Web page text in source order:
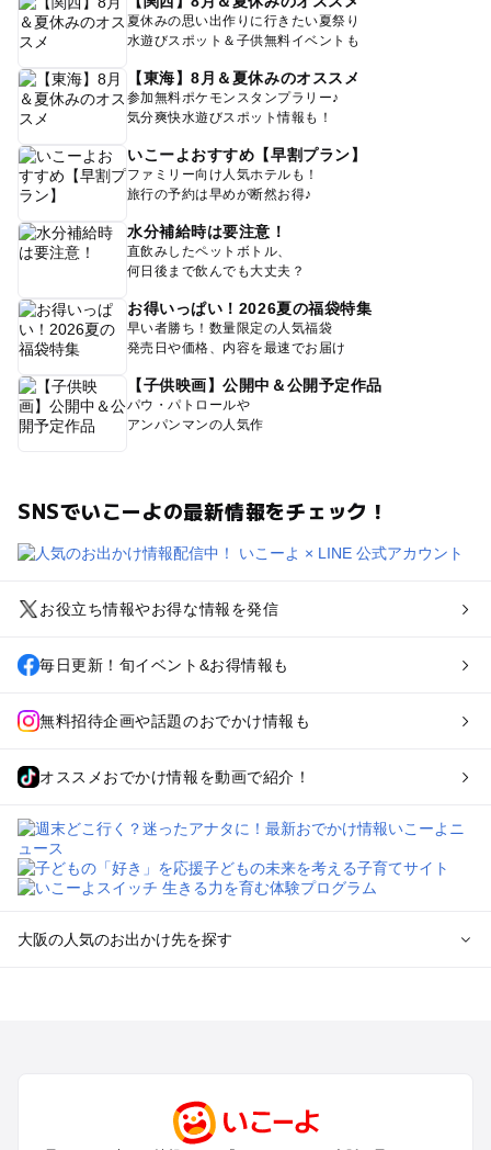
夏休みの思い出作りに行きたい夏祭り
水遊びスポット＆子供無料イベントも
【東海】8月＆夏休みのオススメ
参加無料ポケモンスタンプラリー♪
気分爽快水遊びスポット情報も！
いこーよおすすめ【早割プラン】
ファミリー向け人気ホテルも！
旅行の予約は早めが断然お得♪
水分補給時は要注意！
直飲みしたペットボトル、
何日後まで飲んでも大丈夫？
お得いっぱい！2026夏の福袋特集
早い者勝ち！数量限定の人気福袋
発売日や価格、内容を最速でお届け
【子供映画】公開中＆公開予定作品
パウ・パトロールや
アンパンマンの人気作
SNSでいこーよの最新情報をチェック！
お役立ち情報やお得な情報を発信
毎日更新！旬イベント&お得情報も
無料招待企画や話題のおでかけ情報も
オススメおでかけ情報を動画で紹介！
大阪の人気のお出かけ先を探す
梅田・キタ・淀屋橋・本町・福島のプールお出かけ
東大阪・八尾・寝屋川・守口・門真のプールお出かけ